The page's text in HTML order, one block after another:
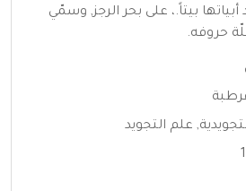
أبياتها بيتاً.، على بحر الرجز, وسمّي
حروفه.
, علم التجويد